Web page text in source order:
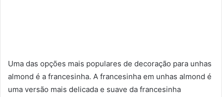
Uma das opções mais populares de decoração para unhas
almond é a francesinha. A francesinha em unhas almond é
uma versão mais delicada e suave da francesinha